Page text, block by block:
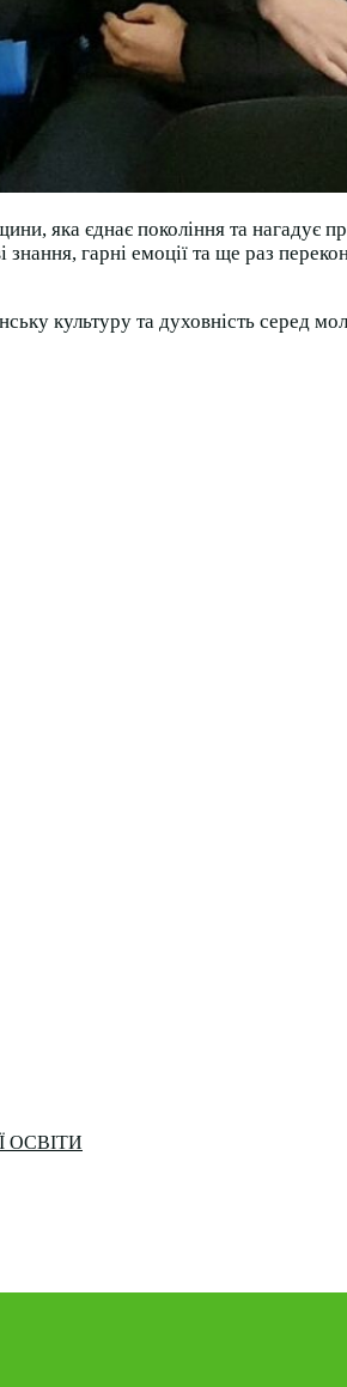
яка єднає покоління та нагадує
гарні емоції та ще раз
культуру та духовність серед